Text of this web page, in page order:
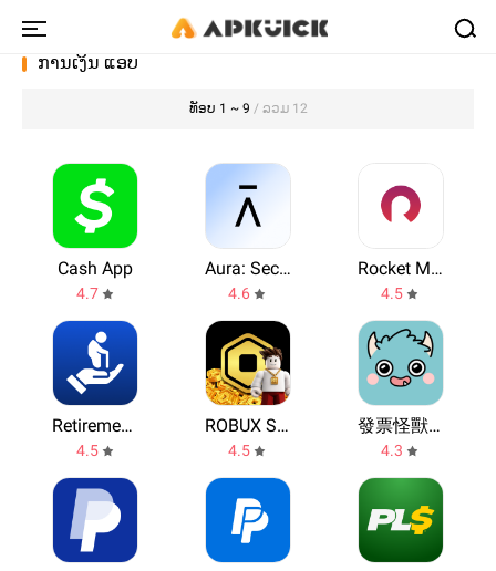
ການເງິນ ແອບ
ທັອບ 1 ~ 9 / ລວມ 12
Cash App
4.7
Aura: Security & Protection
4.6
Rocket Money - Bills & Budgets
4.5
Retirement Pension Calculator
4.5
ROBUX Spin Reward–Get Easy RBX
4.5
發票怪獸：統一發票對獎+雲端發票自動對獎+載具歸戶+集點遊戲
4.3